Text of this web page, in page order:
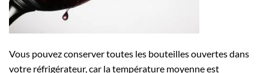
Vous pouvez conserver toutes les bouteilles ouvertes dans
votre réfrigérateur, car la température moyenne est